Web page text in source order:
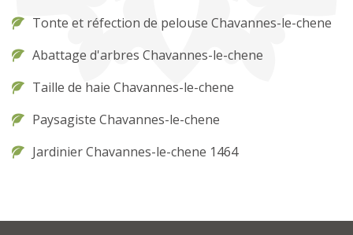
Tonte et réfection de pelouse Chavannes-le-chene
Abattage d'arbres Chavannes-le-chene
Taille de haie Chavannes-le-chene
Paysagiste Chavannes-le-chene
Jardinier Chavannes-le-chene 1464